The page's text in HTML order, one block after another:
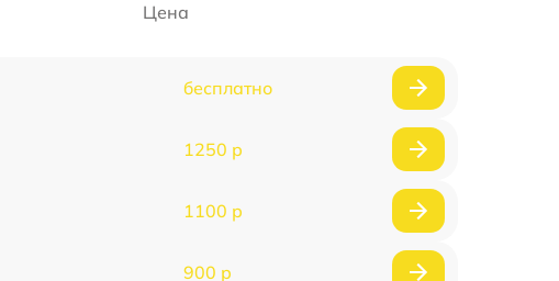
Цена
бесплатно
1250 р
1100 р
900 р